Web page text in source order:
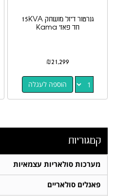
גנרטור דיזל מושתק 15KVA
חד פאזי Kama
₪21,299
הוספה לעגלה
קטגוריות
מערכות סולאריות עצמאיות
פאנלים סולאריים